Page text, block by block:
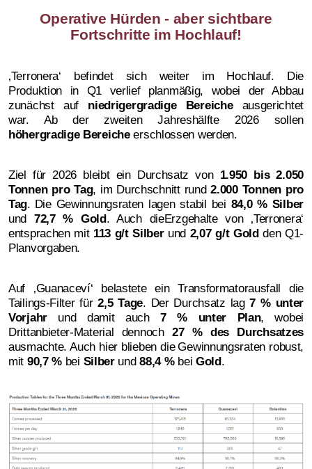
Operative Hürden - aber sichtbare
Fortschritte im Hochlauf!
‚Terronera‘ befindet sich weiter im Hochlauf. Die
Produktion in Q1 verlief planmäßig, wobei der Abbau
zunächst auf niedrigergradige Bereicheausgerichtet
war.
Ab der zweiten Jahreshälfte 2026 sollen
höhergradige Bereicheerschlossen werden.
Ziel für 2026 bleibt ein Durchsatz von 1.950 bis 2.050
Tonnen pro Tag, im Durchschnitt rund2.000 Tonnen pro
Tag. Die Gewinnungsraten lagen stabil bei 84,0 % Silber
und 72,7 % Gold. Auch dieErzgehalte von ‚Terronera‘
entsprachen mit 113 g/t Silberund 2,07 g/t Goldden Q1-
Planvorgaben.
Auf ‚Guanaceví‘ belastete ein Transformatorausfall die
Tailings-Filter für2,5 Tage. Der Durchsatz lag7 % unter
Vorjahrund damit auch7 % unter Plan, wobei
Drittanbieter-Material dennoch27 % des Durchsatzes
ausmachte. Auch hier blieben die Gewinnungsraten robust,
mit 90,7 % bei Silberund88,4 %bei Gold.